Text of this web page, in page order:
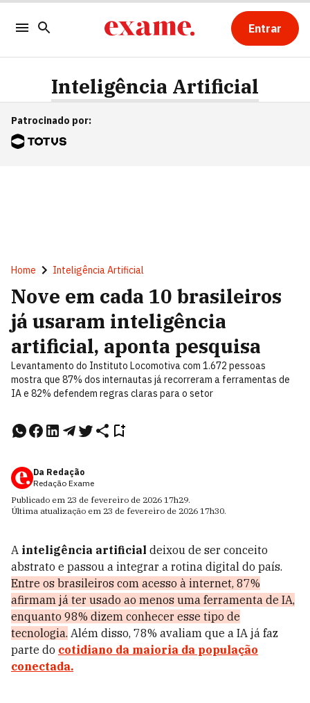
Entrar
Inteligência Artificial
Patrocinado por:
Home Inteligência Artificial
Nove em cada 10 brasileiros
já usaram inteligência
artificial, aponta pesquisa
Levantamento do Instituto Locomotiva com 1.672 pessoas
mostra que 87% dos internautas já recorreram a ferramentas de
IA e 82% defendem regras claras para o setor
Da Redação
Redação Exame
Publicado em 23 de fevereiro de 2026 17h29.
Última atualização em 23 de fevereiro de 2026 17h30.
A inteligência artificial deixou de ser conceito
abstrato e passou a integrar a rotina digital do país.
Entre os brasileiros com acesso à internet, 87%
afirmam já ter usado ao menos uma ferramenta de IA,
enquanto 98% dizem conhecer esse tipo de
tecnologia. Além disso, 78% avaliam que a IA já faz
parte do cotidiano da maioria da população
conectada.